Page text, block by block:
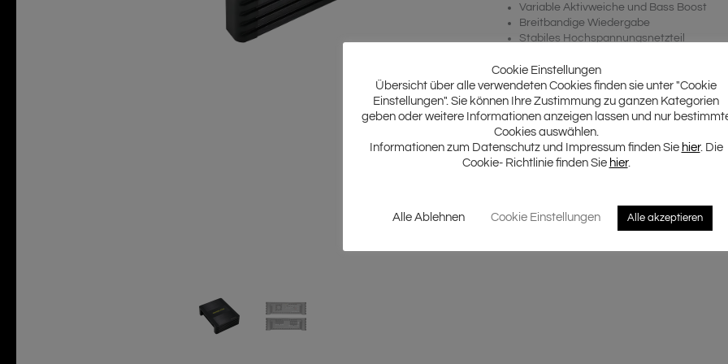
Variable Aktivweiche und Bass Boost
Breitbandige Wiedergabe
Stabiles Hochspannungsnetzteil
Massiver Kühlkörper mit Ground Zero
Besonders für SPL und SQL
Cookie Einstellungen
Übersicht über alle verwendeten Cookies finden sie unter "Cookie
Einstellungen". Sie können Ihre Zustimmung zu ganzen Kategorien
geben oder weitere Informationen anzeigen lassen und nur
Cookies auswählen.
Informationen zum Datenschutz und Impressum finden Sie hier. Die
Cookie- Richtlinie finden Sie hier.
Alle Ablehnen Cookie Einstellungen Alle akzeptieren